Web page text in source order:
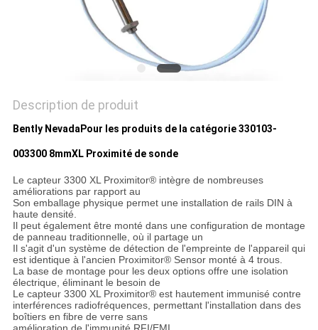
DE
CONFIDENTIALITÉ
Description de produit
Bently NevadaPour les produits de la catégorie 330103-
003300 8mmXL Proximité de sonde
Le capteur 3300 XL Proximitor® intègre de nombreuses
améliorations par rapport au
Son emballage physique permet une installation de rails DIN à
haute densité.
Il peut également être monté dans une configuration de montage
de panneau traditionnelle, où il partage un
Il s'agit d'un système de détection de l'empreinte de l'appareil qui
est identique à l'ancien Proximitor® Sensor monté à 4 trous.
La base de montage pour les deux options offre une isolation
électrique, éliminant le besoin de
Le capteur 3300 XL Proximitor® est hautement immunisé contre
interférences radiofréquences, permettant l'installation dans des
boîtiers en fibre de verre sans